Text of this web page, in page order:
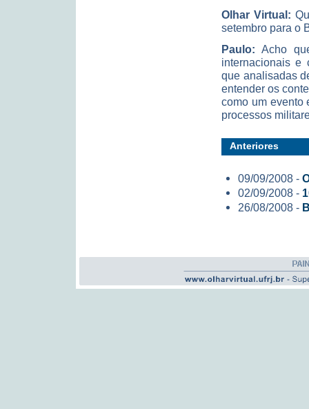
Olhar Virtual:
setembro para o
Paulo: Acho
internacionais e
que analisadas
entender os
como um evento
processos
Anteriores
09/09/2008 -
02/09/2008 -
26/08/2008 -